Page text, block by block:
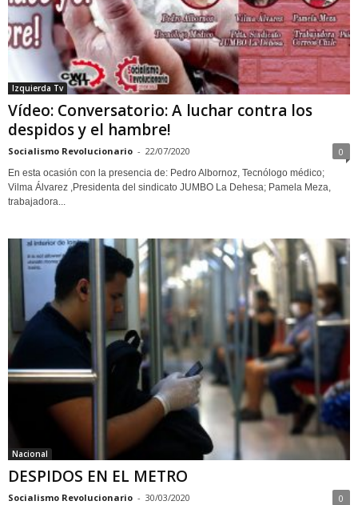
Izquierda Tv
Vídeo: Conversatorio: A luchar contra los
despidos y el hambre!
Socialismo Revolucionario - 22/07/2020 0
En esta ocasión con la presencia de: Pedro Albornoz, Tecnólogo médico;
Vilma Álvarez ,Presidenta del sindicato JUMBO La Dehesa; Pamela Meza,
trabajadora...
Nacional
DESPIDOS EN EL METRO
Socialismo Revolucionario - 30/03/2020 0